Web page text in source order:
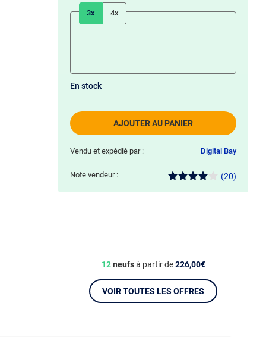
3x 4x
AJOUTER AU PANIER
En stock
Vendu et expédié par : Digital Bay
Note vendeur : (20)
12neufsà partir de226,00€
VOIR TOUTES LES OFFRES